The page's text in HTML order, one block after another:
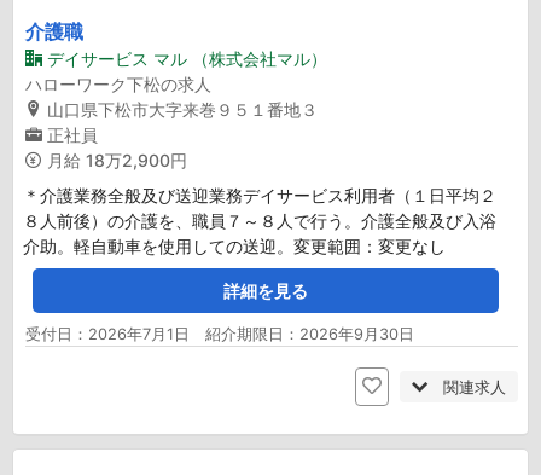
介護職
デイサービス マル （株式会社マル）
ハローワーク下松の求人
山口県下松市大字来巻９５１番地３
正社員
月給 18万2,900円
＊介護業務全般及び送迎業務デイサービス利用者（１日平均２
８人前後）の介護を、職員７～８人で行う。介護全般及び入浴
介助。軽自動車を使用しての送迎。変更範囲：変更なし
詳細を見る
受付日：2026年7月1日 紹介期限日：2026年9月30日
関連求人